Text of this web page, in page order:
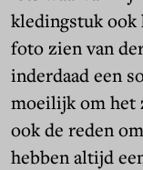
kledingstuk ook
foto zien van
inderdaad een
moeilijk om het
ook de reden
hebben altijd